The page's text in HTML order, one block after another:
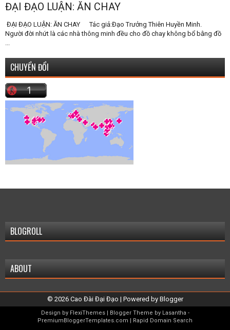
ĐẠI ĐẠO LUẬN: ĂN CHAY
ĐẠI ĐẠO LUẬN: ĂN CHAY Tác giả:Đạo Trưởng Thiên Huyền Minh.
Người đời nhứt là các nhà thông minh đều cho đồ chay không bổ bằng đồ
...
CHUYỂN ĐỔI
BLOGROLL
ABOUT
© 2026 Cao Đài Đại Đạo | Powered by Blogger
Design by FlexiThemes| Blogger Theme by Lasantha -
PremiumBloggerTemplates.com
Rapid Domain Search